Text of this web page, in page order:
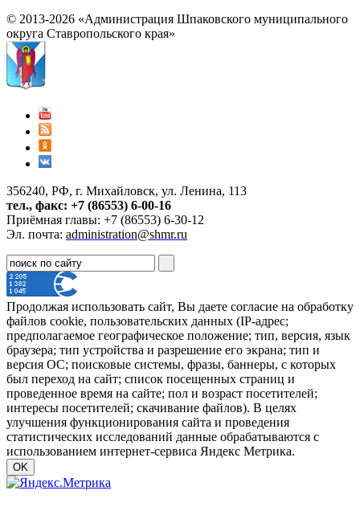
© 2013-2026 «Администрация Шпаковского муниципального
округа Ставропольского края»
356240, РФ, г. Михайловск, ул. Ленина, 113
тел., факс: +7 (86553) 6-00-16
Приёмная главы: +7 (86553) 6-30-12
Эл. почта: administration@shmr.ru
Продолжая использовать сайт, Вы даете согласие на обработку
файлов cookie, пользовательских данных (IP-адрес;
предполагаемое географическое положение; тип, версия, язык
браузера; тип устройства и разрешение его экрана; тип и
версия ОС; поисковые системы, фразы, баннеры, с которых
был переход на сайт; список посещенных страниц и
проведенное время на сайте; пол и возраст посетителей;
интересы посетителей; скачивание файлов). В целях
улучшения функционирования сайта и проведения
статистических исследований данные обрабатываются с
использованием интернет-сервиса Яндекс Метрика.
OK